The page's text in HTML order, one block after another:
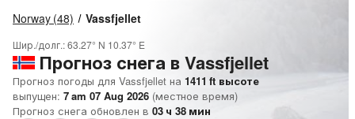
Norway (48) Vassfjellet
Шир./долг.:63.27° N 10.37° E
Прогноз снега в Vassfjellet
Прогноз погоды для Vassfjellet на 1411 ft высоте
выпущен: 7 am 07 Aug 2026 (местное время)
Прогноз снега обновлен в 03 ч 38 мин